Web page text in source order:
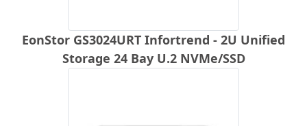
EonStor GS3024URT Infortrend - 2U Unified
Storage 24 Bay U.2 NVMe/SSD